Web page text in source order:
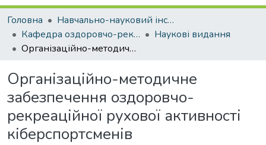
Головна
Навчально-науковий інститут здоров'я, реабілітації та фізичного виховання
Кафедра оздоровчо-рекреаційної рухової активності
Наукові видання
Організаційно-методичне забезпечення оздоровчо-рекреаційної рухової активності кіберспортсменів
Організаційно-методичне
забезпечення оздоровчо-
рекреаційної рухової активності
кіберспортсменів